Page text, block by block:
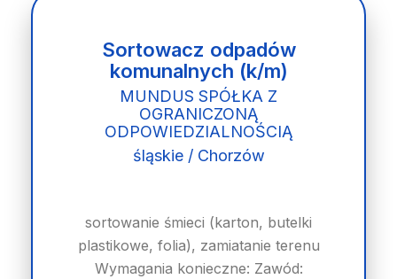
Sortowacz odpadów
komunalnych (k/m)
MUNDUS SPÓŁKA Z
OGRANICZONĄ
ODPOWIEDZIALNOŚCIĄ
śląskie / Chorzów
sortowanie śmieci (karton, butelki
plastikowe, folia), zamiatanie terenu
Wymagania konieczne: Zawód: